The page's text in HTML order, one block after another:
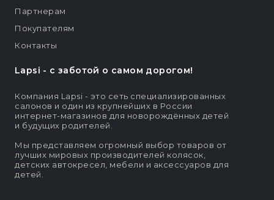
Lapsi - c заботой о самом дорогом!
Компания Lapsi - это сеть специализированных
салонов и один из крупнейших в России
интернет-магазинов для новорождённых детей
и будущих родителей.
Мы представляем огромный выбор товаров от
лучших мировых производителей колясок,
детских автокресел, мебели и аксессуаров для
детей.
Партнерам
Покупателям
Контакты